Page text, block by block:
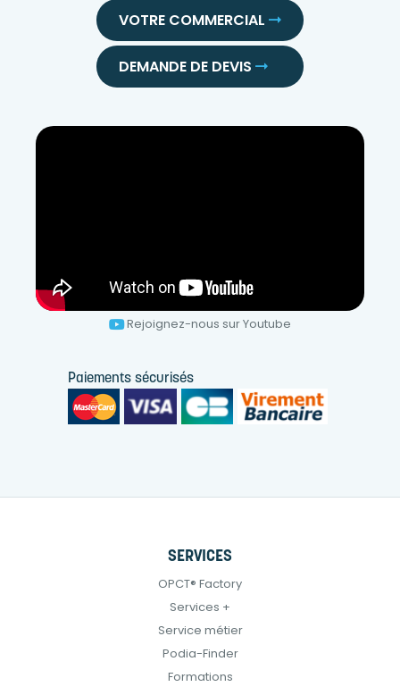
VOTRE COMMERCIAL
DEMANDE DE DEVIS
Rejoignez-nous sur Youtube
Paiements sécurisés
SERVICES
OPCT® Factory
Services +
Service métier
Podia-Finder
Formations